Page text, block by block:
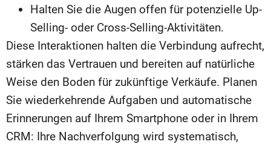
Halten Sie die Augen offen für potenzielle Up-
Selling- oder Cross-Selling-Aktivitäten.
Diese Interaktionen halten die Verbindung aufrecht,
stärken das Vertrauen und bereiten auf natürliche
Weise den Boden für zukünftige Verkäufe. Planen
Sie wiederkehrende Aufgaben und automatische
Erinnerungen auf Ihrem Smartphone oder in Ihrem
CRM: Ihre Nachverfolgung wird systematisch,